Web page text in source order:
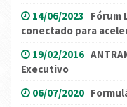
14/06/2023 Fórum
conectado para
19/02/2016
Executivo
06/07/2020